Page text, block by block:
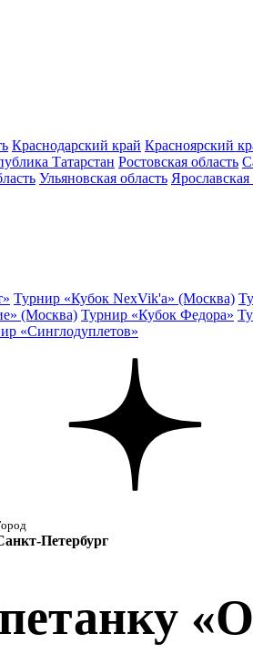
Краснодарский край Красноярский
Татарстан Ростовская область
Ульяновская область Ярославская
Турнир «Кубок NexVik'a» (Москва)
(Москва) Турнир «Кубок Федора»
«Синглодуплетов»
Петербург